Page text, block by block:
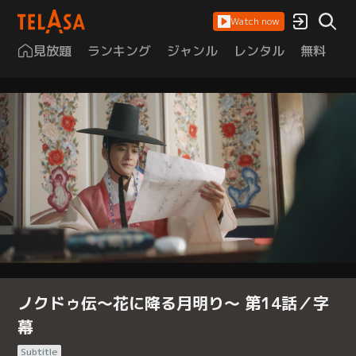
Watch now
見放題 ランキング ジャンル レンタル 無料
ノクドゥ伝～花に降る月明り～ 第14話／字
幕
Subtitle